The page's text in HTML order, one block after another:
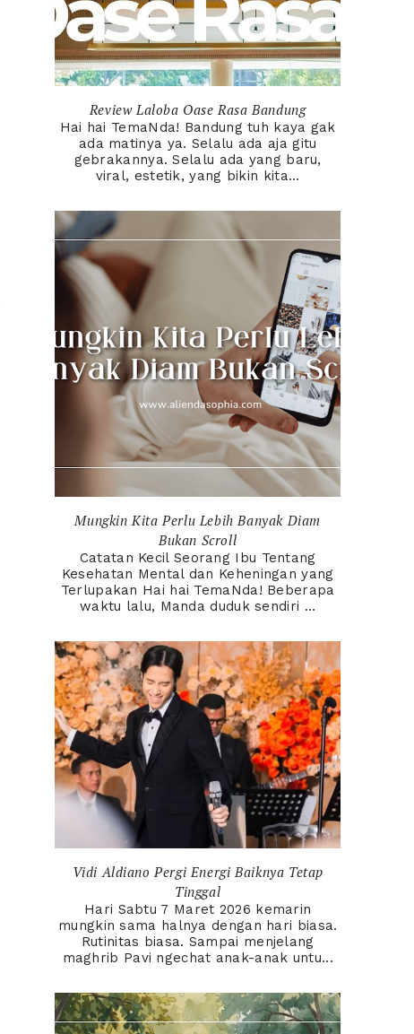
Review Laloba Oase Rasa Bandung
Hai hai TemaNda! Bandung tuh kaya gak
ada matinya ya. Selalu ada aja gitu
gebrakannya. Selalu ada yang baru,
viral, estetik, yang bikin kita...
Mungkin Kita Perlu Lebih Banyak Diam
Bukan Scroll
Catatan Kecil Seorang Ibu Tentang
Kesehatan Mental dan Keheningan yang
Terlupakan Hai hai TemaNda! Beberapa
waktu lalu, Manda duduk sendiri ...
Vidi Aldiano Pergi Energi Baiknya Tetap
Tinggal
Hari Sabtu 7 Maret 2026 kemarin
mungkin sama halnya dengan hari biasa.
Rutinitas biasa. Sampai menjelang
maghrib Pavi ngechat anak-anak untu...